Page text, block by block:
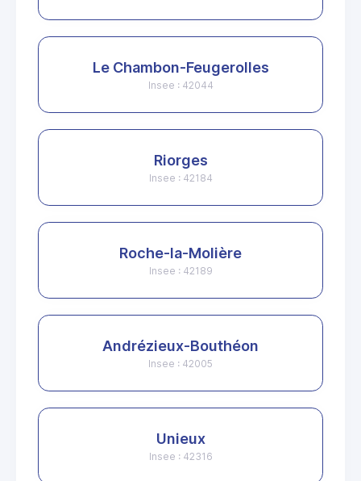
Le Chambon-Feugerolles
Insee : 42044
Riorges
Insee : 42184
Roche-la-Molière
Insee : 42189
Andrézieux-Bouthéon
Insee : 42005
Unieux
Insee : 42316